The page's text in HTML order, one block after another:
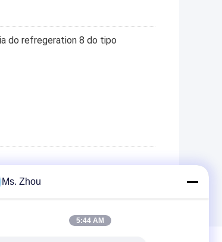
do refregeration 8 do tipo
Ms. Zhou
5:44 AM